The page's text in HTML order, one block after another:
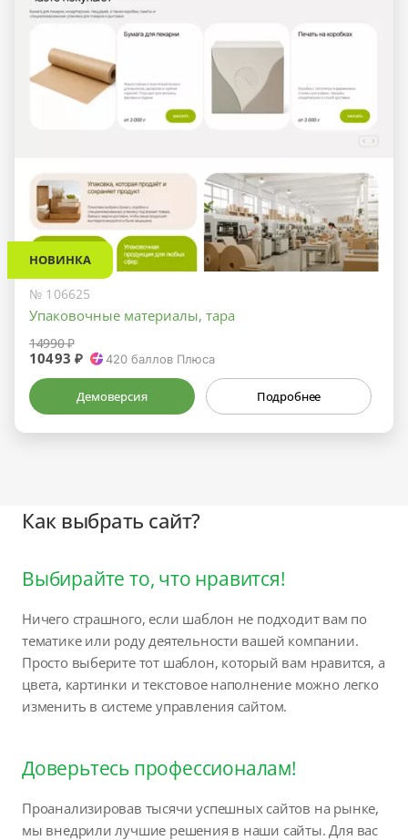
НОВИНКА
№ 106625
Упаковочные материалы, тара
14990 ₽
10493 ₽ 420 баллов Плюса
Демоверсия Подробнее
Как выбрать сайт?
Выбирайте то, что нравится!
Ничего страшного, если шаблон не подходит вам по
тематике или роду деятельности вашей компании.
Просто выберите тот шаблон, который вам нравится, а
цвета, картинки и текстовое наполнение можно легко
изменить в системе управления сайтом.
Доверьтесь профессионалам!
Проанализировав тысячи успешных сайтов на рынке,
мы внедрили лучшие решения в наши сайты. Для вас